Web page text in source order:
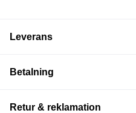
Leverans
Betalning
Retur & reklamation